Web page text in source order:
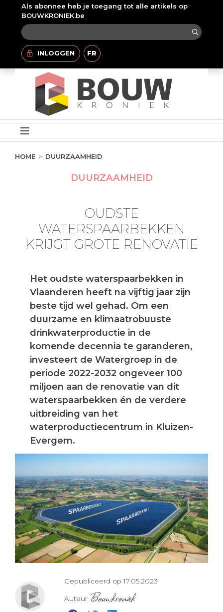
Als abonnee heb je toegang tot alle artikels op
BOUWKRONIEK.be
INLOGGEN FR
HOME DUURZAAMHEID
DUURZAAMHEID
OUDSTE
WATERSPAARBEKKEN
KRIJGT GROTE RENOVATIE
Het oudste waterspaarbekken in
Vlaanderen heeft na vijftig jaar zijn
beste tijd wel gehad. Om een
duurzame en klimaatrobuuste
drinkwaterproductie in de
komende decennia te garanderen,
investeert de Watergroep in de
periode 2022-2032 ongeveer 100
miljoen aan de renovatie van dit
waterspaarbekken én de verdere
uitbreiding van het
waterproductiecentrum in Kluizen-
Evergem.
Gepubliceerd op 17.05.2023
Auteur Bouwkroniek